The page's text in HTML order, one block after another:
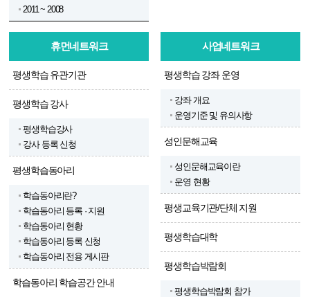
2011 ~ 2008
휴먼네트워크
평생학습 유관기관
평생학습 강사
평생학습강사
강사 등록 신청
평생학습동아리
학습동아리란?
학습동아리 등록 · 지원
학습동아리 현황
학습동아리 등록 신청
학습동아리 전용 게시판
학습동아리 학습공간 안내
사업네트워크
평생학습 강좌 운영
강좌 개요
운영기준 및 유의사항
성인문해교육
성인문해교육이란
운영 현황
평생교육기관/단체 지원
평생학습대학
평생학습박람회
평생학습박람회 참가